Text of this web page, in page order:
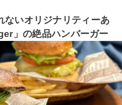
ないオリジナリティーあ
」の絶品ハンバーガー